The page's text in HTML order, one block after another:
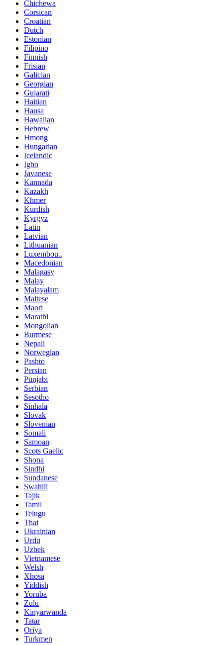
Chichewa
Corsican
Croatian
Dutch
Estonian
Filipino
Finnish
Frisian
Galician
Georgian
Gujarati
Haitian
Hausa
Hawaiian
Hebrew
Hmong
Hungarian
Icelandic
Igbo
Javanese
Kannada
Kazakh
Khmer
Kurdish
Kyrgyz
Latin
Latvian
Lithuanian
Luxembou..
Macedonian
Malagasy
Malay
Malayalam
Maltese
Maori
Marathi
Mongolian
Burmese
Nepali
Norwegian
Pashto
Persian
Punjabi
Serbian
Sesotho
Sinhala
Slovak
Slovenian
Somali
Samoan
Scots Gaelic
Shona
Sindhi
Sundanese
Swahili
Tajik
Tamil
Telugu
Thai
Ukrainian
Urdu
Uzbek
Vietnamese
Welsh
Xhosa
Yiddish
Yoruba
Zulu
Kinyarwanda
Tatar
Oriya
Turkmen